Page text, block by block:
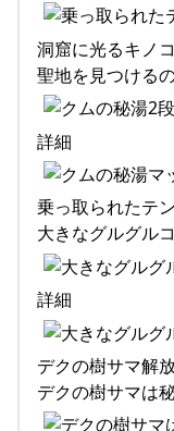
洞窟に光るキノ
聖地を見つける
詳細
乗っ取られたテ
大きなグルグル
詳細
デクの樹サマ解
デクの樹サマは